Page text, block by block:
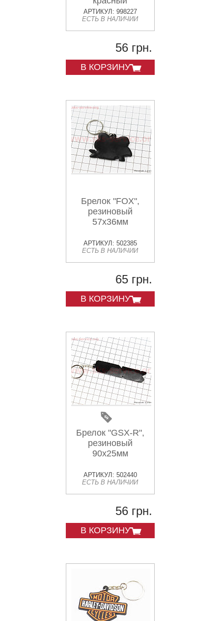
АРТИКУЛ: 998227
ЕСТЬ В НАЛИЧИИ
56 грн.
В КОРЗИНУ
Брелок "FOX",
резиновый
57х36мм
АРТИКУЛ: 502385
ЕСТЬ В НАЛИЧИИ
65 грн.
В КОРЗИНУ
Брелок "GSX-R",
резиновый
90х25мм
АРТИКУЛ: 502440
ЕСТЬ В НАЛИЧИИ
56 грн.
В КОРЗИНУ